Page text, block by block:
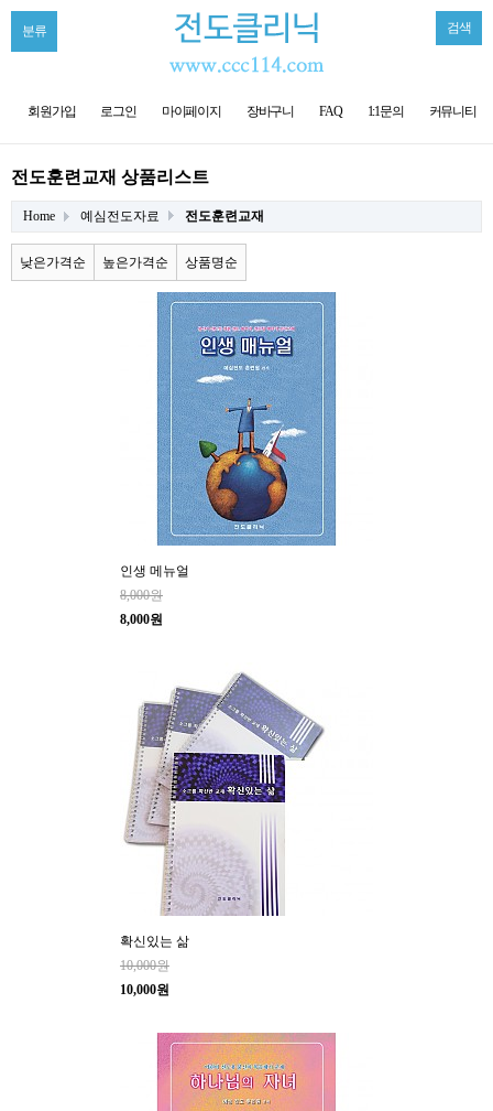
분류 검색
회원가입 로그인 마이페이지 장바구니 FAQ 1:1문의 커뮤니티
전도훈련교재 상품리스트
Home 예심전도자료 전도훈련교재
낮은가격순 높은가격순 상품명순
인생 메뉴얼
8,000원
8,000원
확신있는 삶
10,000원
10,000원